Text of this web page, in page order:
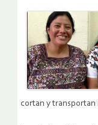
cortan y transportan